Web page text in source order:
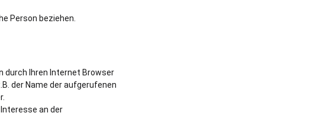
Person beziehen.
durch Ihren Internet Browser
der Name der aufgerufenen
an der